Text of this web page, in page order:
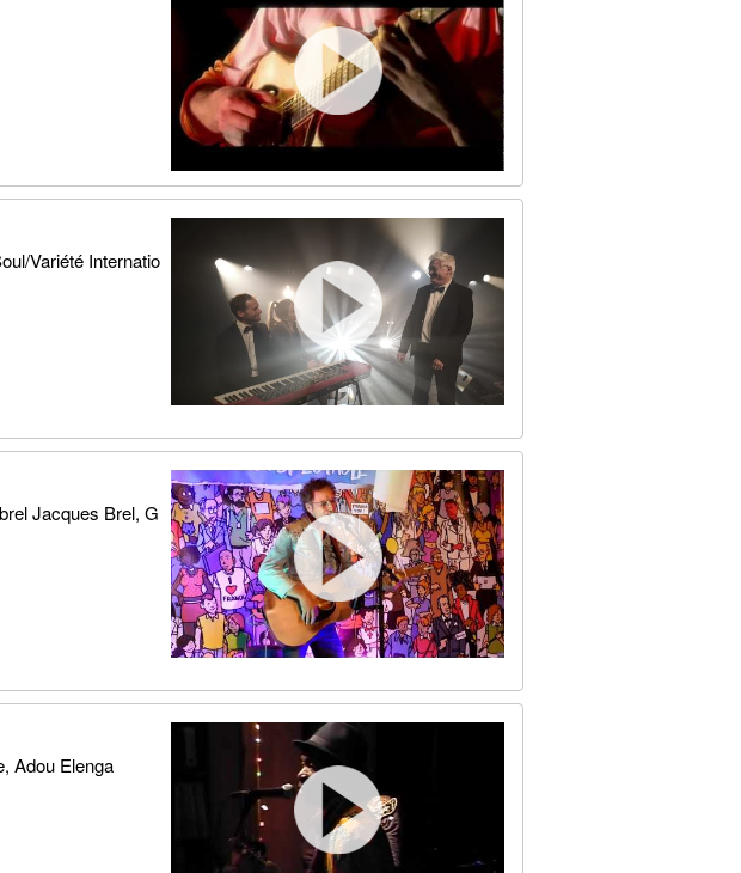
Variété Internatio
Jacques Brel, G
Adou Elenga